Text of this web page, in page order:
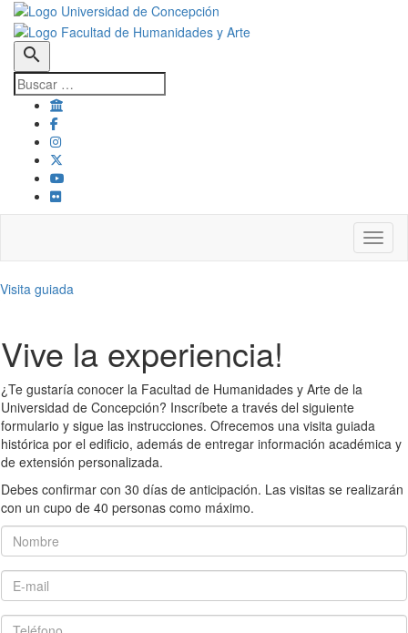
search
Visita guiada
Vive la experiencia!
¿Te gustaría conocer la Facultad de Humanidades y Arte de la
Universidad de Concepción? Inscríbete a través del siguiente
formulario y sigue las instrucciones. Ofrecemos una visita guiada
histórica por el edificio, además de entregar información académica y
de extensión personalizada.
Debes confirmar con 30 días de anticipación. Las visitas se realizarán
con un cupo de 40 personas como máximo.
Nombre
E-mail
Teléfono